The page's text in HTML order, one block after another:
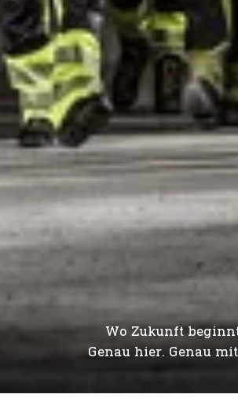
Wo Zukunft
Genau hier. Genau